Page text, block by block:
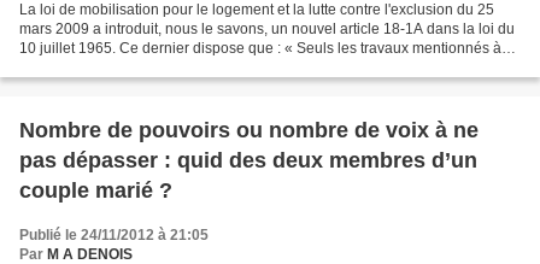
La loi de mobilisation pour le logement et la lutte contre l'exclusion du 25
mars 2009 a introduit, nous le savons, un nouvel article 18-1A dans la loi du
10 juillet 1965. Ce dernier dispose que : « Seuls les travaux mentionnés à
Nombre de pouvoirs ou nombre de voix à ne
pas dépasser : quid des deux membres d’un
couple marié ?
Publié le 24/11/2012 à 21:05
Par M A DENOIS